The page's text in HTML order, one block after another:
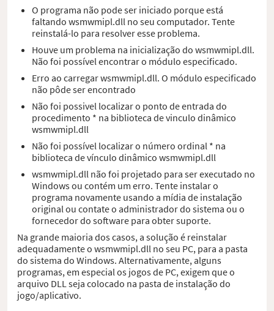
O programa não pode ser iniciado porque está
faltando wsmwmipl.dll no seu computador. Tente
reinstalá-lo para resolver esse problema.
Houve um problema na inicialização do wsmwmipl.dll.
Não foi possível encontrar o módulo especificado.
Erro ao carregar wsmwmipl.dll. O módulo especificado
não pôde ser encontrado
Não foi possivel localizar o ponto de entrada do
procedimento * na biblioteca de vinculo dinâmico
wsmwmipl.dll
Não foi possível localizar o número ordinal * na
biblioteca de vínculo dinâmico wsmwmipl.dll
wsmwmipl.dll não foi projetado para ser executado no
Windows ou contém um erro. Tente instalar o
programa novamente usando a mídia de instalação
original ou contate o administrador do sistema ou o
fornecedor do software para obter suporte.
Na grande maioria dos casos, a solução é reinstalar
adequadamente o wsmwmipl.dll no seu PC, para a pasta
do sistema do Windows. Alternativamente, alguns
programas, em especial os jogos de PC, exigem que o
arquivo DLL seja colocado na pasta de instalação do
jogo/aplicativo.